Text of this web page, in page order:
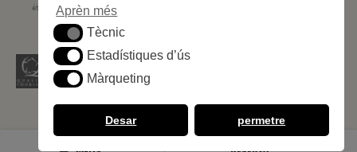
Aprèn més
TècnicTècnic
Estadístiques d’ús
Estadístiques d’ús
MàrquetingMàrqueting
Desar permetre
étoiles Tourisme N° C66-001852-002 du 5 août 2021 - 247 Emplacements
MENU RESERVA